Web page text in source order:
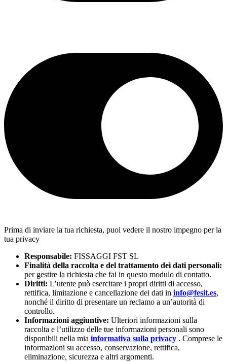
Prima di inviare la tua richiesta, puoi vedere il nostro impegno per la
tua privacy
Responsabile: FISSAGGI FST SL
Finalità della raccolta e del trattamento dei dati personali:
per gestire la richiesta che fai in questo modulo di contatto.
Diritti: L’utente può esercitare i propri diritti di accesso,
rettifica, limitazione e cancellazione dei dati in info@fesit.es,
nonché il diritto di presentare un reclamo a un’autorità di
controllo.
Informazioni aggiuntive: Ulteriori informazioni sulla
raccolta e l’utilizzo delle tue informazioni personali sono
disponibili nella mia informativa sulla privacy . Comprese le
informazioni su accesso, conservazione, rettifica,
eliminazione, sicurezza e altri argomenti.